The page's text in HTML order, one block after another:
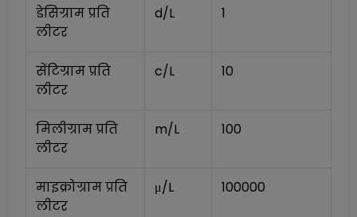
डेसिग्राम प्रति
लीटर
d/L 1
सेंटिग्राम प्रति
लीटर
c/L 10
मिलीग्राम प्रति
लीटर
m/L 100
माइक्रोग्राम प्रति
लीटर
μ/L 100000